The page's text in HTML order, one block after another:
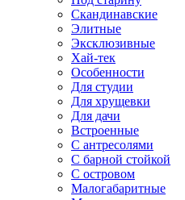
Скандинавские
Элитные
Эксклюзивные
Хай-тек
Особенности
Для студии
Для хрущевки
Для дачи
Встроенные
С антресолями
С барной стойкой
С островом
Малогабаритные